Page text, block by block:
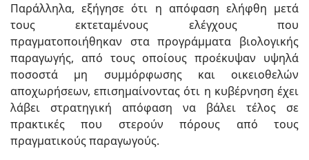
Παράλληλα, εξήγησε ότι η απόφαση ελήφθη μετά
τους εκτεταμένους ελέγχους που
πραγματοποιήθηκαν στα προγράμματα βιολογικής
παραγωγής, από τους οποίους προέκυψαν υψηλά
ποσοστά μη συμμόρφωσης και οικειοθελών
αποχωρήσεων, επισημαίνοντας ότι η κυβέρνηση έχει
λάβει στρατηγική απόφαση να βάλει τέλος σε
πρακτικές που στερούν πόρους από τους
πραγματικούς παραγωγούς.